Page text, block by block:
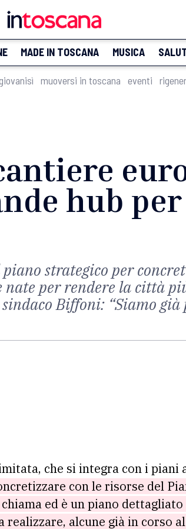
MADE IN TOSCANA MUSICA
muoversi in toscana eventi
hub
strategico per
per rendere la città
Biffoni: “Siamo
che si integra con i piani
con le risorse del
ed è un piano
realizzare, alcune già in corso